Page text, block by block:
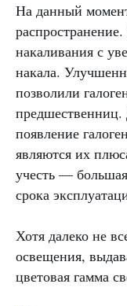
На данный
накаливания с
накала.
позволили
предшественниц.
появление
являются их
учесть —
срока
Хотя далеко не
освещения,
цветовая гамма